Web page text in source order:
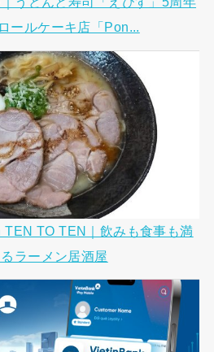
ールケーキ店「Pon...
TEN TO TEN｜飲みも食事も満
ラーメン居酒屋